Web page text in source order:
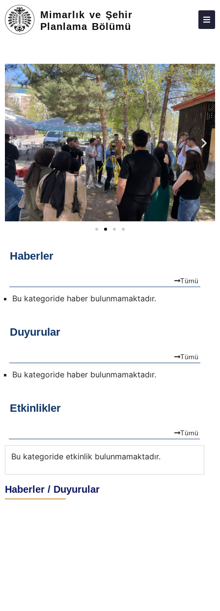
Mimarlık ve Şehir
Planlama Bölümü
KIŞILER
ÖNLISANS
TOPLUMA KATKI
ADAY ÖĞRENCILER
İLETIŞIM
Haberler
Tümü
Bu kategoride haber bulunmamaktadır.
Duyurular
Tümü
Bu kategoride haber bulunmamaktadır.
Etkinlikler
Tümü
Bu kategoride etkinlik bulunmamaktadır.
Haberler / Duyurular